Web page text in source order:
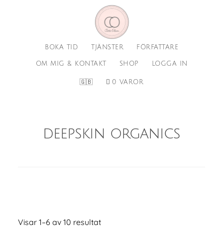
BOKA TID TJÄNSTER FÖRFATTARE
OM MIG & KONTAKT SHOP LOGGA IN
🇬🇧 0 VAROR
deepskin organics
Visar 1–6 av 10 resultat